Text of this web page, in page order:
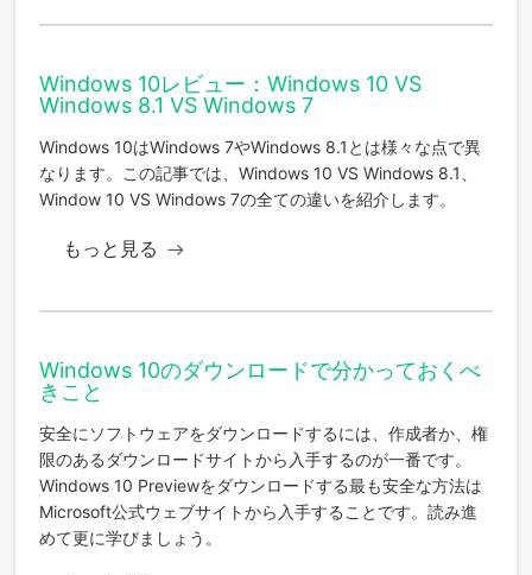
Windows 10レビュー：Windows 10 VS
Windows 8.1 VS Windows 7
Windows 10はWindows 7やWindows 8.1とは様々な点で異
なります。この記事では、Windows 10 VS Windows 8.1、
Window 10 VS Windows 7の全ての違いを紹介します。
もっと見る
Windows 10のダウンロードで分かっておくべ
きこと
安全にソフトウェアをダウンロードするには、作成者か、権
限のあるダウンロードサイトから入手するのが一番です。
Windows 10 Previewをダウンロードする最も安全な方法は
Microsoft公式ウェブサイトから入手することです。読み進
めて更に学びましょう。